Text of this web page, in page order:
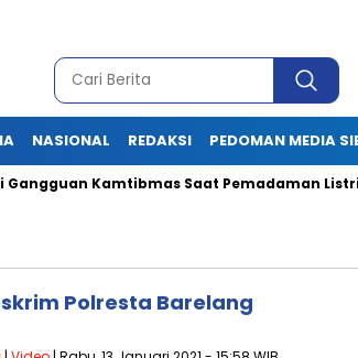
NASIONAL REDAKSI PEDOMAN MEDIA
Kamtibmas Saat Pemadaman Listrik, Ini
Polresta Barelang